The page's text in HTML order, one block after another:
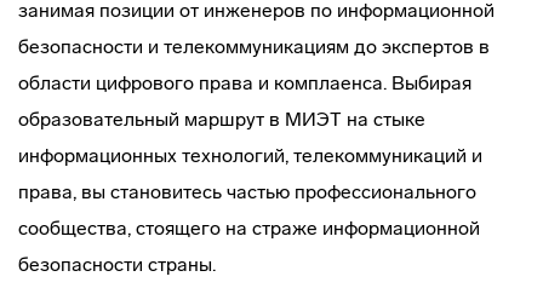
занимая позиции от инженеров по информационной
безопасности и телекоммуникациям до экспертов в
области цифрового права и комплаенса. Выбирая
образовательный маршрут в МИЭТ на стыке
информационных технологий, телекоммуникаций и
права, вы становитесь частью профессионального
сообщества, стоящего на страже информационной
безопасности страны.